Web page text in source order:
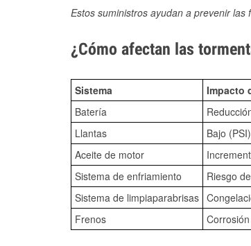
Estos suministros ayudan a prevenir
¿Cómo afectan las
Sistema Impacto
Batería
Llantas
Bajo
Aceite de motor
Sistema de enfriamiento
Riesgo
Sistema de limpiaparabrisas
Frenos